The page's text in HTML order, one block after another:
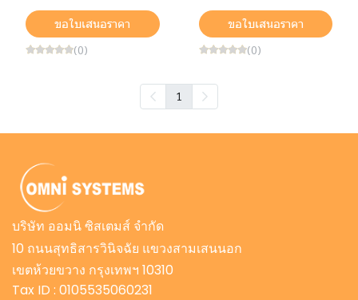
ขอใบเสนอราคา
(0)
ขอใบเสนอราคา
(0)
1
บริษัท ออมนิ ซิสเตมส์ จำกัด
10 ถนนสุทธิสารวินิจฉัย แขวงสามเสนนอก
เขตห้วยขวาง กรุงเทพฯ 10310
Tax ID : 0105535060231